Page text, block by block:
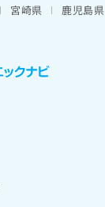
宮崎県 鹿児島県